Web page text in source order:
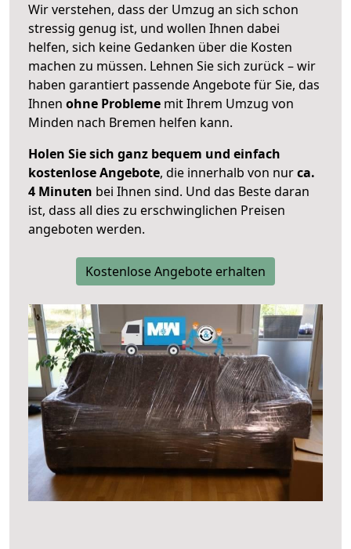
Wir verstehen, dass der Umzug an sich schon
stressig genug ist, und wollen Ihnen dabei
helfen, sich keine Gedanken über die Kosten
machen zu müssen. Lehnen Sie sich zurück – wir
haben garantiert passende Angebote für Sie, das
Ihnen ohne Probleme mit Ihrem Umzug von
Minden nach Bremen helfen kann.
Holen Sie sich ganz bequem und einfach
kostenlose Angebote, die innerhalb von nurca.
4 Minuten bei Ihnen sind. Und das Beste daran
ist, dass all dies zu erschwinglichen Preisen
angeboten werden.
Kostenlose Angebote erhalten